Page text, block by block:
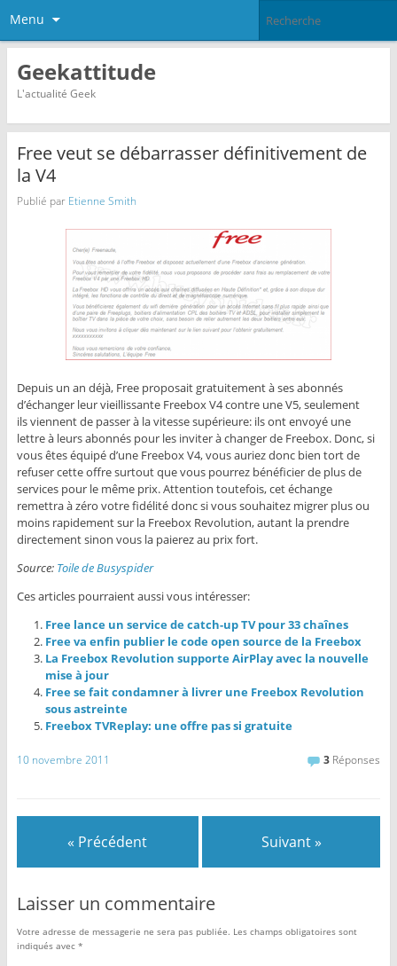
Menu
Geekattitude
L'actualité Geek
Free veut se débarrasser définitivement de
la V4
Publié par Etienne Smith
Depuis un an déjà, Free proposait gratuitement à ses abonnés
d’échanger leur vieillissante Freebox V4 contre une V5, seulement
ils viennent de passer à la vitesse supérieure: ils ont envoyé une
lettre à leurs abonnés pour les inviter à changer de Freebox. Donc, si
vous êtes équipé d’une Freebox V4, vous auriez donc bien tort de
refuser cette offre surtout que vous pourrez bénéficier de plus de
services pour le même prix. Attention toutefois, cet échange
remettra à zéro votre fidélité donc si vous souhaitez migrer plus ou
moins rapidement sur la Freebox Revolution, autant la prendre
directement sinon vous la paierez au prix fort.
Source: Toile de Busyspider
Ces articles pourraient aussi vous intéresser:
Free lance un service de catch-up TV pour 33 chaînes
Free va enfin publier le code open source de la Freebox
La Freebox Revolution supporte AirPlay avec la nouvelle
mise à jour
Free se fait condamner à livrer une Freebox Revolution
sous astreinte
Freebox TVReplay: une offre pas si gratuite
10 novembre 2011 3 Réponses
« Précédent Suivant »
Laisser un commentaire
Votre adresse de messagerie ne sera pas publiée. Les champs obligatoires sont
indiqués avec *